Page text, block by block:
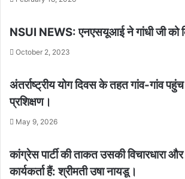
NSUI NEWS: एनएसयूआई ने गांधी जी को
October 2, 2023
अंतर्राष्ट्रीय योग दिवस के तहत गांव-गांव पहुंच
प्रशिक्षण।
May 9, 2026
कांग्रेस पार्टी की ताकत उसकी विचारधारा
कार्यकर्ता हैं: श्रीमती उषा नायडू।